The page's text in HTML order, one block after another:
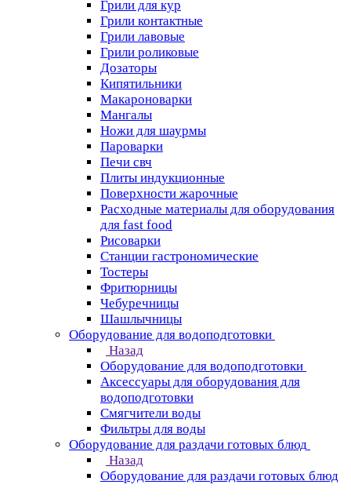
Грили для кур
Грили контактные
Грили лавовые
Грили роликовые
Дозаторы
Кипятильники
Макароноварки
Мангалы
Ножи для шаурмы
Пароварки
Печи свч
Плиты индукционные
Поверхности жарочные
Расходные материалы для оборудования
для fast food
Рисоварки
Станции гастрономические
Тостеры
Фритюрницы
Чебуречницы
Шашлычницы
Оборудование для водоподготовки
Назад
Оборудование для водоподготовки
Аксессуары для оборудования для
водоподготовки
Смягчители воды
Фильтры для воды
Оборудование для раздачи готовых блюд
Назад
Оборудование для раздачи готовых блюд